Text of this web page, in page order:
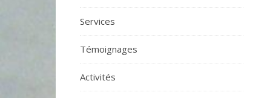
Services
Témoignages
Activités